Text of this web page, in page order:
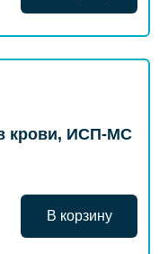
крови, ИСП-МС
В корзину